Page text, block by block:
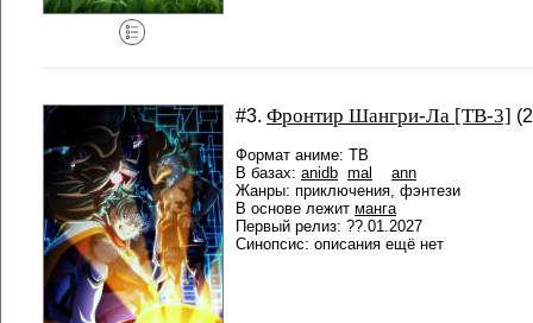
#3. Фронтир Шангри-Ла [ТВ-3]
Формат аниме: ТВ
В базах: anidb mal
ann
Жанры: приключения, фэнтези
В основе лежит манга
Первый релиз: ??.01.2027
Синопсис: описания ещё нет